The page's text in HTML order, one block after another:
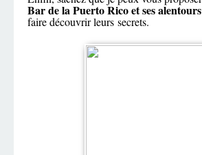
Bar de la Puerto Rico et ses alentours
faire découvrir leurs secrets.